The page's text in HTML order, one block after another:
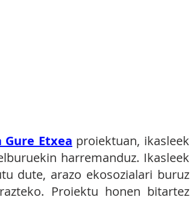
Gure Etxea proiektuan, ikasleek
harremanduz. Ikasleek
dute, arazo ekosozialari buruz
Proiektu honen bitartez